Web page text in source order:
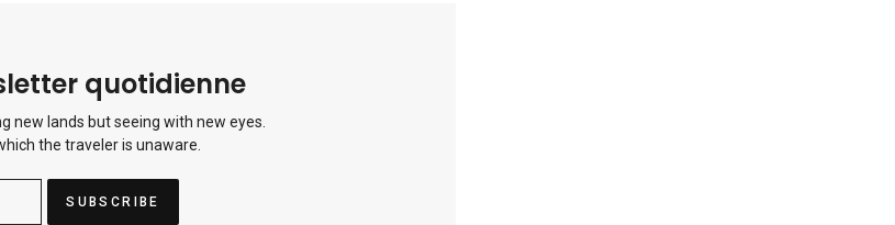
quotidienne
new lands but seeing with new eyes.
the traveler is unaware.